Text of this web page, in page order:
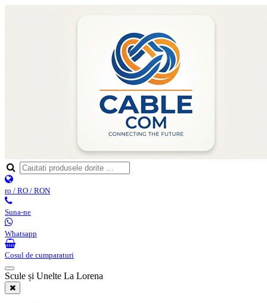
ro / RO / RON
Suna-ne
Whatsapp
Cosul de cumparaturi
Scule și Unelte La Lorena